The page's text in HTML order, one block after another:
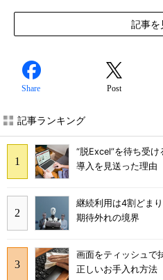
記事を
Share Post
記事ランキング
“脱Excel”を待ち受
導入を見送った理由
継続利用は4割どま
期待外れの境界
画面をティッシュで
正しいお手入れ方法